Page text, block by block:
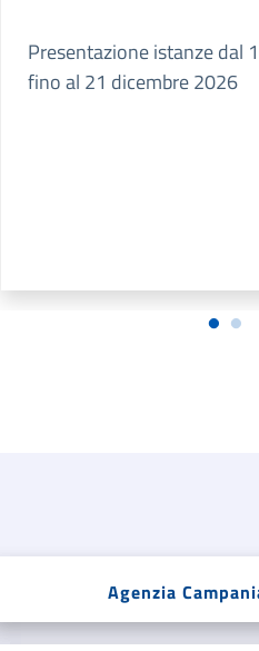
Presentazione istanze dal
fino al 21 dicembre 2026
Agenzia